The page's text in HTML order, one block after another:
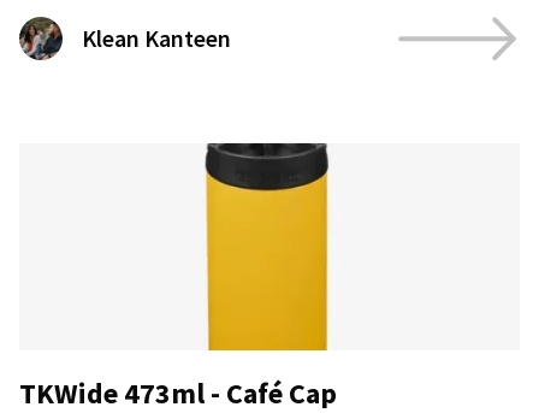
Klean Kanteen
TKWide 473ml - Café Cap